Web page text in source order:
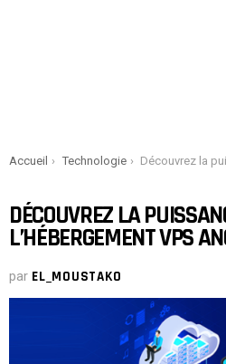
You are here:
Accueil Technologie Découvrez la puissance de l’hébergement VPS
DÉCOUVREZ LA
L’HÉBERGEMENT VPS
par EL_MOUSTAKO